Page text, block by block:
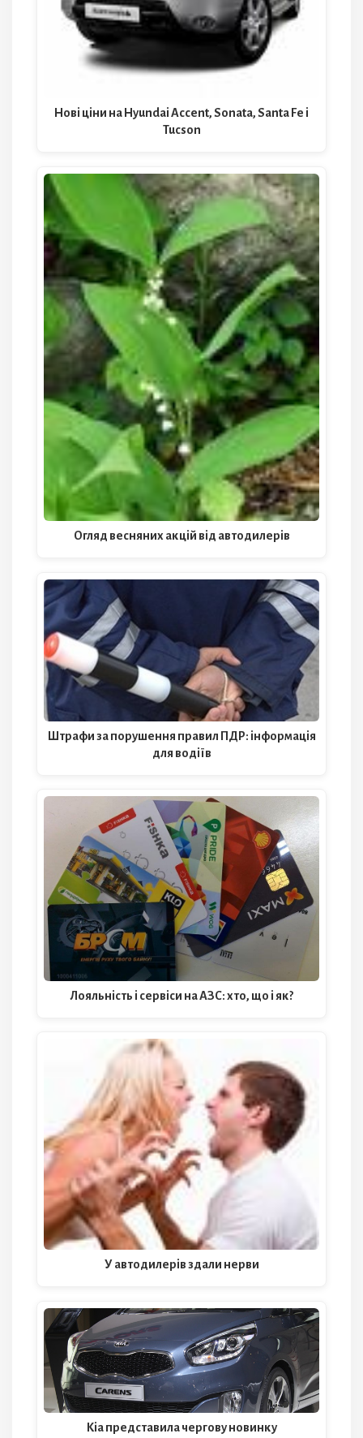
Нові ціни на Hyundai Accent, Sonata, Santa Fe і
Tucson
Огляд весняних акцій від автодилерів
Штрафи за порушення правил ПДР: інформація
для водіїв
Лояльність і сервіси на АЗС: хто, що і як?
У автодилерів здали нерви
Kia представила чергову новинку